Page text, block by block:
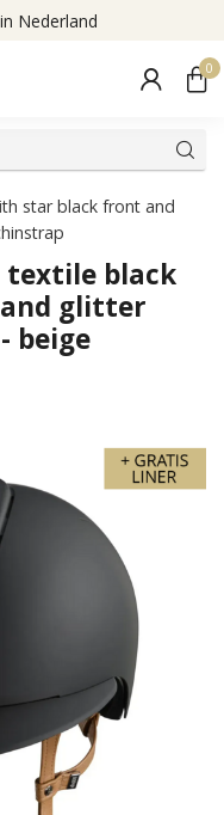
Nederland
0
star black front and
textile black
glitter
beige